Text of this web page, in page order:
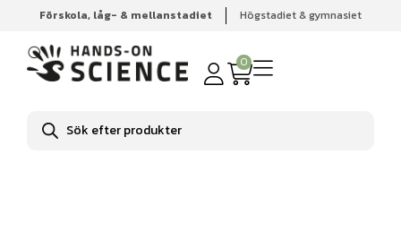
Förskola, låg- & mellanstadiet Högstadiet & gymnasiet
0
Produktsökning
Hem Högstadiet & gymnasiet Biologi
Labbutrustning
& tillbehör